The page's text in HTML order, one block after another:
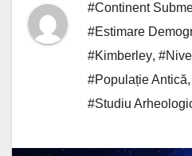
#Continent
#Estimare
#Kimberley,
#Populație Antică,
#Studiu